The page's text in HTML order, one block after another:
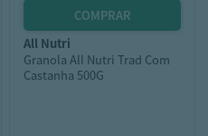
all nutri
Granola All Nutri Trad Com
Castanha 500G